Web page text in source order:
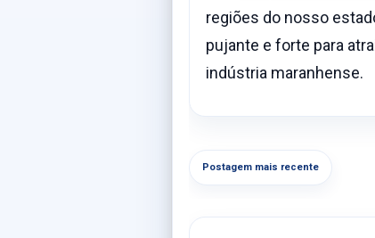
regiões do nosso
pujante e forte para
indústria maranhense.
Postagem mais recente